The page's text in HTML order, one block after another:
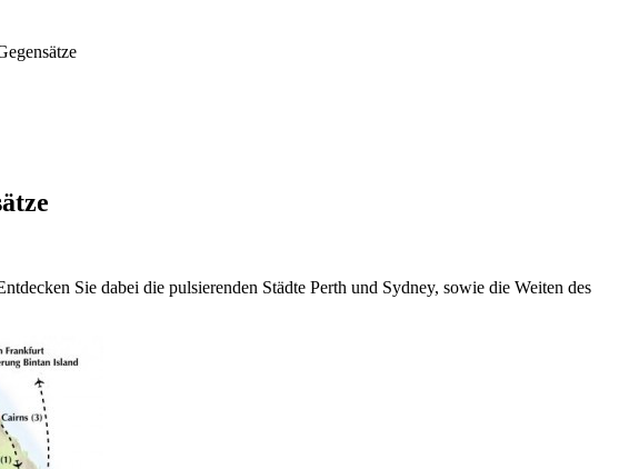
Sie dabei die pulsierenden Städte Perth und Sydney, sowie die Weiten des